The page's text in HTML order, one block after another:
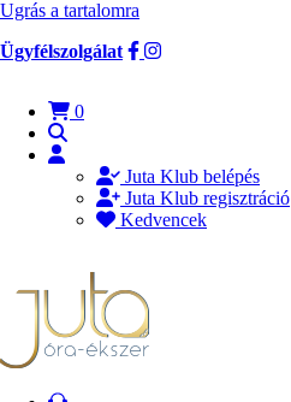
Ugrás a tartalomra
Ügyfélszolgálat
0
Juta Klub belépés
Juta Klub regisztráció
Kedvencek